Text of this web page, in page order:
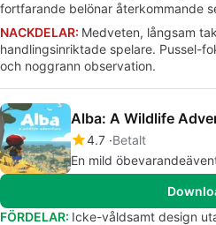
fortfarande belönar återkommande
NACKDELAR: Medveten, långsam
handlingsinriktade spelare. Pussel-
och noggrann observation.
Alba: A Wildlife
4.7 Betalt
En mild
FÖRDELAR: Icke-våldsamt design